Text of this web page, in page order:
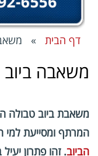
דף הבית »
משאבה
משאבת ביוב טבולה
המרתף ומסייעת למי
הביוב. זהו פתרון